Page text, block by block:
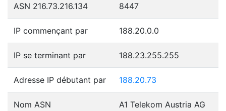
ASN 216.73.216.134 8447
IP commençant par 188.20.0.0
IP se terminant par 188.23.255.255
Adresse IP débutant par 188.20.73
Nom ASN A1 Telekom Austria AG